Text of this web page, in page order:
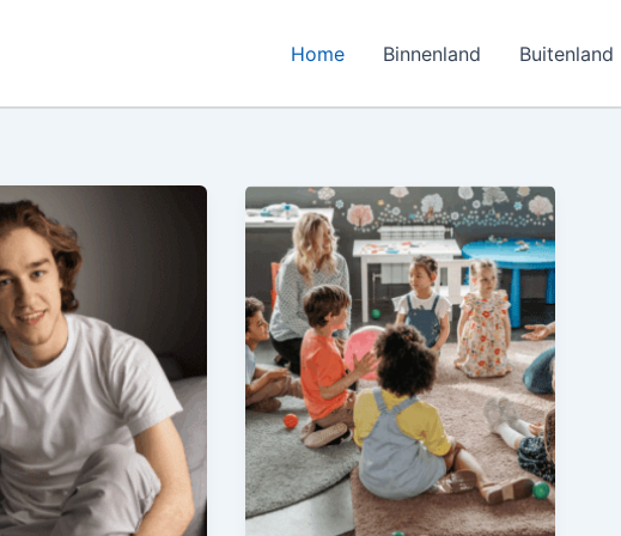
Home Binnenland Buitenland